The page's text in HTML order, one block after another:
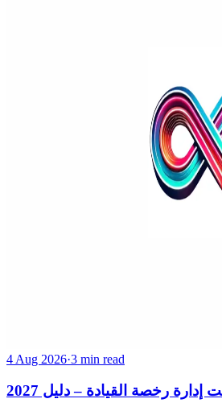
4 Aug 2026·3 min read
إدارة رخصة القيادة – دليل 2027